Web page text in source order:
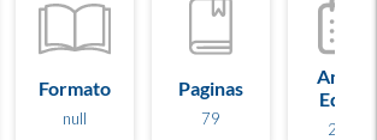
Formato
null
Paginas
79
Ano de
Edição
2001